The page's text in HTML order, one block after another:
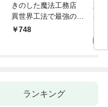
きのした魔法工務店
異世界工法で最強の家
づくりを（コミック）
748
兆
る
ランキング